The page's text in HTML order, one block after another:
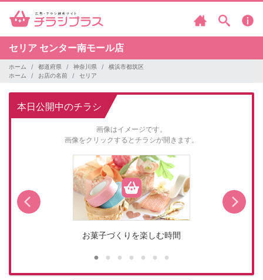
セリア センター南モール店
ホーム 都道府県 神奈川県
横浜市都筑区
ホーム
お店の名前 セリア
本日公開中のチラシ
画像はイメージです。
画像をクリックするとチラシが開きます。
お菓子づくりを楽しむ時間